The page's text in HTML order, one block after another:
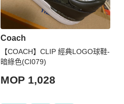
Coach
【COACH】CLIP 經典LOGO球鞋-
暗綠色(CI079)
MOP 1,028